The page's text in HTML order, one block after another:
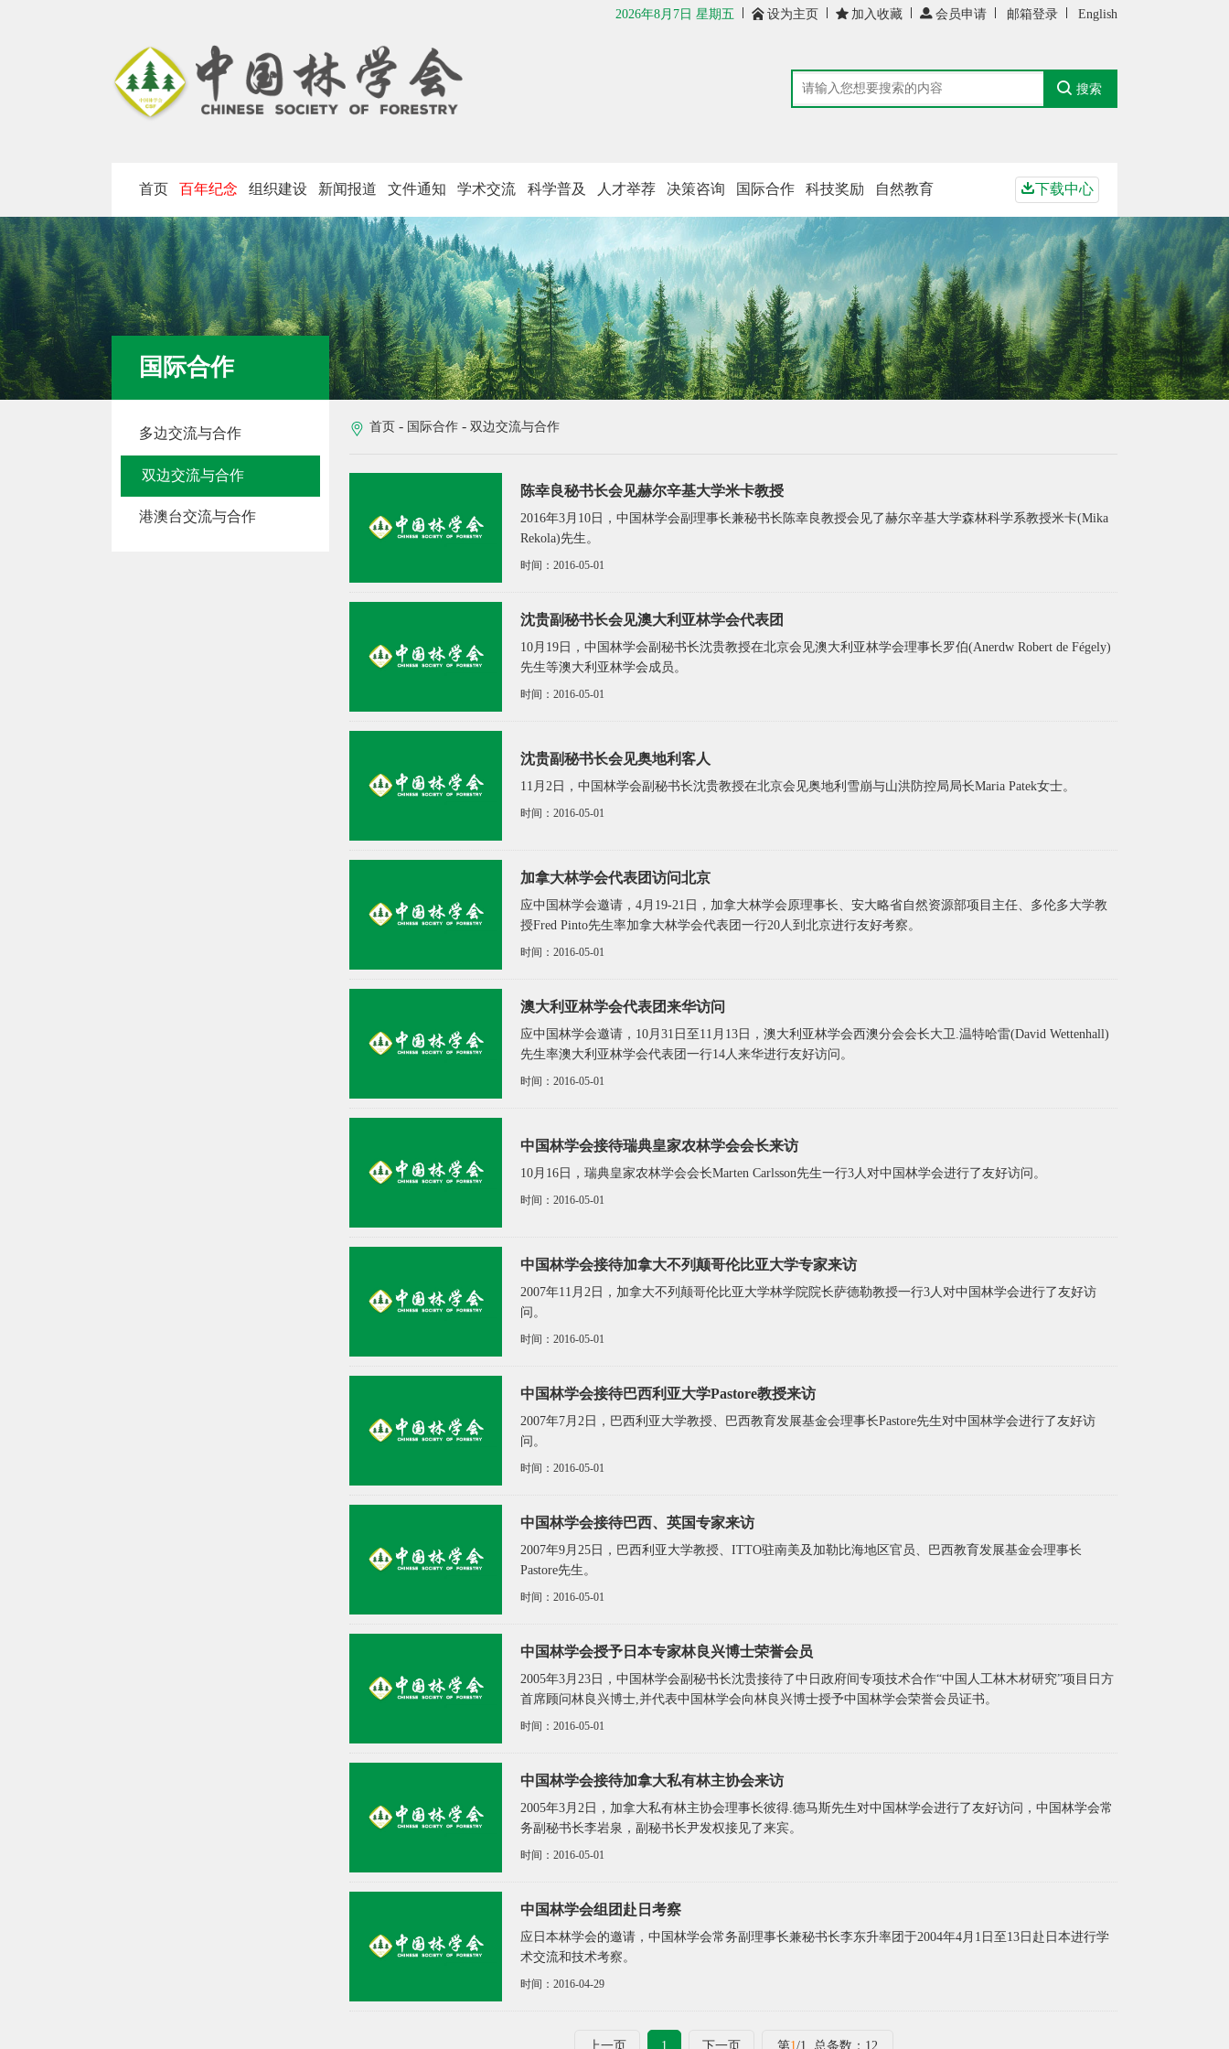
2026年8月7日 星期五  设为主页  加入收藏  会员申请 邮箱登录 English
 搜索
首页 百年纪念 组织建设 新闻报道 文件通知 学术交流 科学普及 人才举荐 决策咨询 国际合作 科技奖励 自然教育 下载中心
国际合作
多边交流与合作
双边交流与合作
港澳台交流与合作
首页 - 国际合作 - 双边交流与合作
陈幸良秘书长会见赫尔辛基大学米卡教授
2016年3月10日，中国林学会副理事长兼秘书长陈幸良教授会见了赫尔辛基大学森林科学系教授米卡(Mika
Rekola)先生。
时间：2016-05-01
沈贵副秘书长会见澳大利亚林学会代表团
10月19日，中国林学会副秘书长沈贵教授在北京会见澳大利亚林学会理事长罗伯(Anerdw Robert de Fégely)
先生等澳大利亚林学会成员。
时间：2016-05-01
沈贵副秘书长会见奥地利客人
11月2日，中国林学会副秘书长沈贵教授在北京会见奥地利雪崩与山洪防控局局长Maria Patek女士。
时间：2016-05-01
加拿大林学会代表团访问北京
应中国林学会邀请，4月19-21日，加拿大林学会原理事长、安大略省自然资源部项目主任、多伦多大学教
授Fred Pinto先生率加拿大林学会代表团一行20人到北京进行友好考察。
时间：2016-05-01
澳大利亚林学会代表团来华访问
应中国林学会邀请，10月31日至11月13日，澳大利亚林学会西澳分会会长大卫.温特哈雷(David Wettenhall)
先生率澳大利亚林学会代表团一行14人来华进行友好访问。
时间：2016-05-01
中国林学会接待瑞典皇家农林学会会长来访
10月16日，瑞典皇家农林学会会长Marten Carlsson先生一行3人对中国林学会进行了友好访问。
时间：2016-05-01
中国林学会接待加拿大不列颠哥伦比亚大学专家来访
2007年11月2日，加拿大不列颠哥伦比亚大学林学院院长萨德勒教授一行3人对中国林学会进行了友好访
问。
时间：2016-05-01
中国林学会接待巴西利亚大学Pastore教授来访
2007年7月2日，巴西利亚大学教授、巴西教育发展基金会理事长Pastore先生对中国林学会进行了友好访
问。
时间：2016-05-01
中国林学会接待巴西、英国专家来访
2007年9月25日，巴西利亚大学教授、ITTO驻南美及加勒比海地区官员、巴西教育发展基金会理事长
Pastore先生。
时间：2016-05-01
中国林学会授予日本专家林良兴博士荣誉会员
2005年3月23日，中国林学会副秘书长沈贵接待了中日政府间专项技术合作“中国人工林木材研究”项目日方
首席顾问林良兴博士,并代表中国林学会向林良兴博士授予中国林学会荣誉会员证书。
时间：2016-05-01
中国林学会接待加拿大私有林主协会来访
2005年3月2日，加拿大私有林主协会理事长彼得.德马斯先生对中国林学会进行了友好访问，中国林学会常
务副秘书长李岩泉，副秘书长尹发权接见了来宾。
时间：2016-05-01
中国林学会组团赴日考察
应日本林学会的邀请，中国林学会常务副理事长兼秘书长李东升率团于2004年4月1日至13日赴日本进行学
术交流和技术考察。
时间：2016-04-29
上一页 1 下一页 第1 /1 总条数：12